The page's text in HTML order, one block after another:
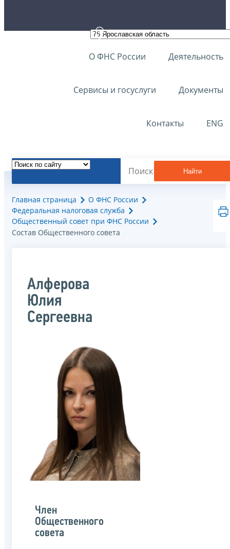
О ФНС России Деятельность
Сервисы и госуслуги Документы
Контакты ENG
Найти
Главная страница
О ФНС России
Федеральная налоговая служба
Общественный совет при ФНС России
Состав Общественного совета
Алферова
Юлия
Сергеевна
Член
Общественного
совета